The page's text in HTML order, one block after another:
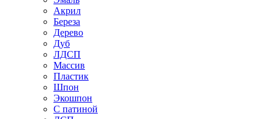
Акрил
Береза
Дерево
Дуб
ЛДСП
Массив
Пластик
Шпон
Экошпон
С патиной